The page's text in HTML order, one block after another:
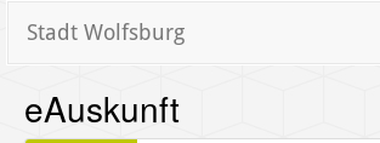
Stadt Wolfsburg
eAuskunft